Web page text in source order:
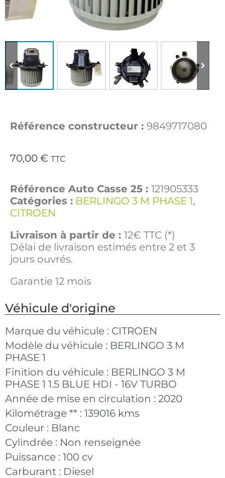
Référence constructeur : 9849717080
70,00 € TTC
Référence Auto Casse 25 : 121905333
Catégories : BERLINGO 3 M PHASE 1,
CITROEN
Livraison à partir de : 12€ TTC (*)
Délai de livraison estimés entre 2 et 3
jours ouvrés.
Garantie 12 mois
Véhicule d'origine
Marque du véhicule : CITROEN
Modèle du véhicule : BERLINGO 3 M
PHASE 1
Finition du véhicule : BERLINGO 3 M
PHASE 1 1.5 BLUE HDI - 16V TURBO
Année de mise en circulation : 2020
Kilométrage ** : 139016 kms
Couleur : Blanc
Cylindrée : Non renseignée
Puissance : 100 cv
Carburant : Diesel